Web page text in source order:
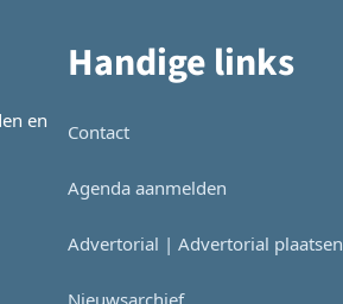
en
Handige links
Contact
Agenda aanmelden
Advertorial | Advertorial plaatsen
Nieuwsarchief